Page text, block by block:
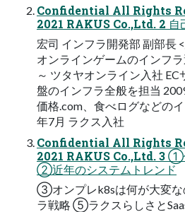
Confidential All Rights
2021 RAKUS Co.,Ltd. 2 自
宏司 インフラ開発部 副部長
オンラインゲームのインフ
～ ツタヤオンライン入社
盤のインフラ全般を担当
価格.com、食べログなどの
年7月 ラクス入社
Confidential All Rights
2021 RAKUS Co.,Ltd. 3 ①
②近年のシステムトレンド
③オンプレk8sは何が大変
ラ戦略 ⑤ラクスらしさと